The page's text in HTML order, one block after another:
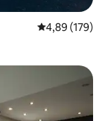
4,89 de
4,89 (179)